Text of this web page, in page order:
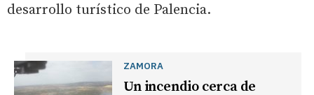
desarrollo turístico de Palencia.
ZAMORA
Un incendio cerca de